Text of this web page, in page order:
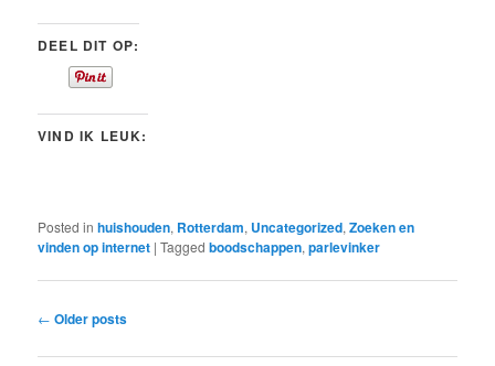
DEEL DIT OP:
VIND IK LEUK:
Posted in huishouden, Rotterdam, Uncategorized,Zoeken en
vinden op internet |Tagged boodschappen,parlevinker
Post
← Older posts